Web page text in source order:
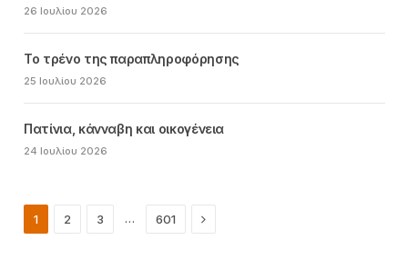
26 Ιουλίου 2026
Το τρένο της παραπληροφόρησης
25 Ιουλίου 2026
Πατίνια, κάνναβη και οικογένεια
24 Ιουλίου 2026
1 2 3 … 601 Next